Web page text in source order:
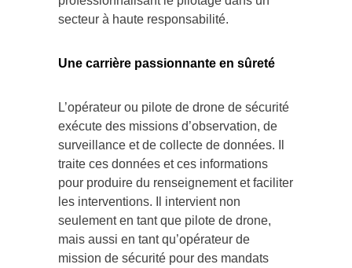
secteur à haute responsabilité.
Une carrière passionnante en sûreté
L’opérateur ou pilote de drone de sécurité
exécute des missions d’observation, de
surveillance et de collecte de données. Il
traite ces données et ces informations
pour produire du renseignement et faciliter
les interventions. Il intervient non
seulement en tant que pilote de drone,
mais aussi en tant qu’opérateur de
mission de sécurité pour des mandats